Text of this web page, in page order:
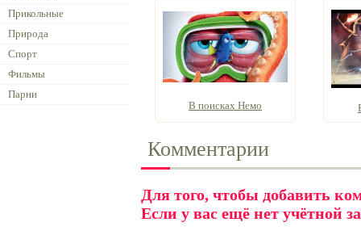
Прикольные
Природа
Спорт
Фильмы
Парни
В поисках Немо
Комментарии
Для того, чтобы добавить
Если у вас ещё нет учётной